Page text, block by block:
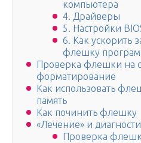
компьютера
4. Драйверы
5. Настройки
6. Как ускорить
флешку
Проверка флешки на
форматирование
Как использовать
память
Как починить флешку
«Лечение» и
Проверка